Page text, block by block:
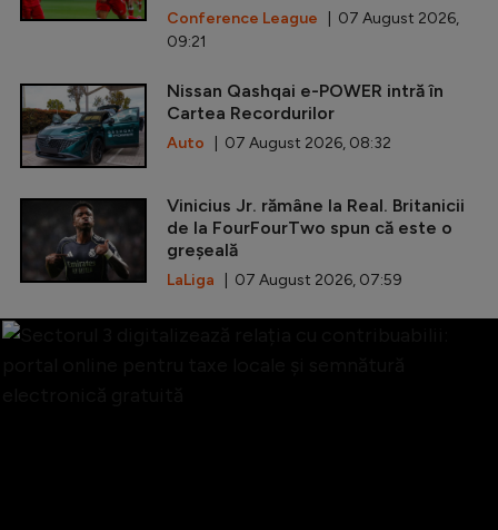
Conference League | 07 August 2026,
09:21
Nissan Qashqai e-POWER intră în
Cartea Recordurilor
Auto | 07 August 2026, 08:32
Vinicius Jr. rămâne la Real. Britanicii
de la FourFourTwo spun că este o
greșeală
LaLiga | 07 August 2026, 07:59